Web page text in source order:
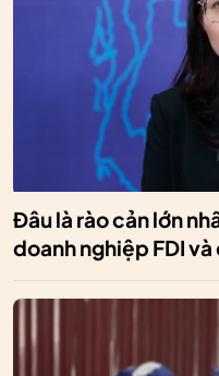
Đâu là rào cản lớn
doanh nghiệp FDI